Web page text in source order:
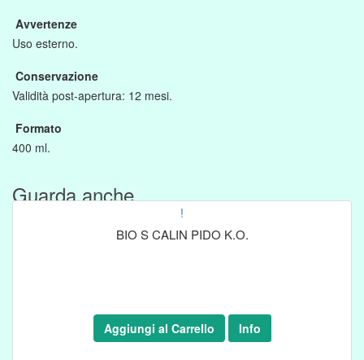
Avvertenze
Uso esterno.
Conservazione
Validità post-apertura: 12 mesi.
Formato
400 ml.
Guarda anche....
!
BIO S CALIN PIDO K.O.
Aggiungi al Carrello Info